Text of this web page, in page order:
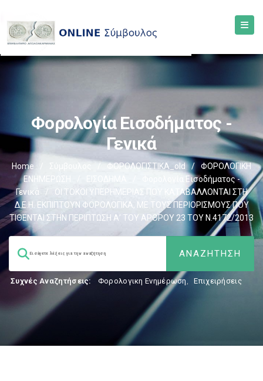
Φορολογία Εισοδήματος -
Γενικά
Home Σύμβουλος / ΦΟΡΟΛΟΓΙΣΤΙΚΑ_old /
ΦΟΡΟΛΟΓΙΚΗ
ΕΝΗΜΕΡΩΣΗ
Φορολογία Εισοδήματος -
Γενικά
/
ΟΙ ΤΟΚΟΙ ΥΠΕΡΗΜΕΡΙΑΣ ΠΟΥ ΚΑΤΑΒΑΛΛΟΝΤΑΙ ΣΤΗ
Δ.Ε.Η. ΕΚΠΙΠΤΟΥΝ ΦΟΡΟΛΟΓΙΚΑ, ΜΕ ΤΟΥΣ ΠΕΡΙΟΡΙΣΜΟΥΣ ΠΟΥ
ΤΙΘΕΝΤΑΙ ΣΤΗΝ ΠΕΡΙΠΤΩΣΗ Α’ ΤΟΥ ΑΡΘΡΟΥ 23 ΤΟΥ Ν.4172/2013
Συχνές Αναζητήσεις: Φορολογικη Ενημέρωση, Επιχειρήσεις